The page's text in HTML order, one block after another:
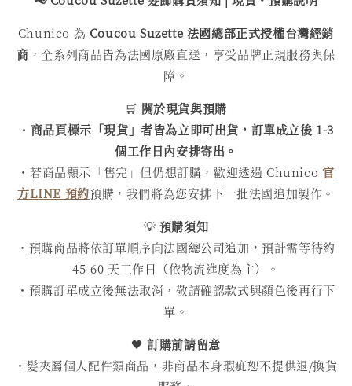
Chunico 為 Coucou Suzette 法國總部正式授權台灣經銷
商 ，全系列商品皆為法國原廠直送，享受品牌正規服務與保
障。
🛒 關於現貨與預購
・ 商品頁標示「現貨」者皆為立即可出貨，訂單成立後 1-3
個工作日內安排寄出。
・若商品顯示「售完」但仍想訂購，歡迎透過 Chunico 官
方LINE 預約預購，我們將為您安排下一批法國追加製作。
💡 預購須知
・預購商品將依訂單順序向法國總公司追加，預計需等待約
45-60 天工作日（依物流進度為主）。
・預購訂單成立後無法取消，敬請確認款式與顏色後再行下
單。
🖤訂購前請留意
・髮夾屬個人配件類商品，非商品本身瑕疵恕不提供退/換貨